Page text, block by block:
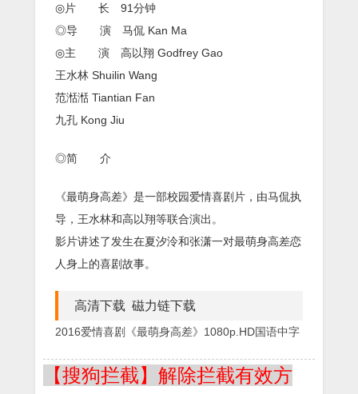
◎片 长 91分钟
◎导 演 马侃 Kan Ma
◎主 演 高以翔 Godfrey Gao
王水林 Shuilin Wang
范湉湉 Tiantian Fan
九孔 Kong Jiu
◎简 介
《最萌身高差》是一部校园爱情喜剧片，由马侃执
导，王水林和高以翔等联合演出。
影片讲述了发生在夏汐泠和张潇一对最萌身高差恋
人身上的喜剧故事。
高清下载 磁力链下载
2016爱情喜剧《最萌身高差》1080p.HD国语中字
【搜狗拦截】解除拦截有效方